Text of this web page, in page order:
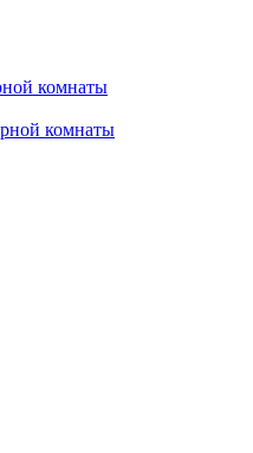
комнаты
комнаты